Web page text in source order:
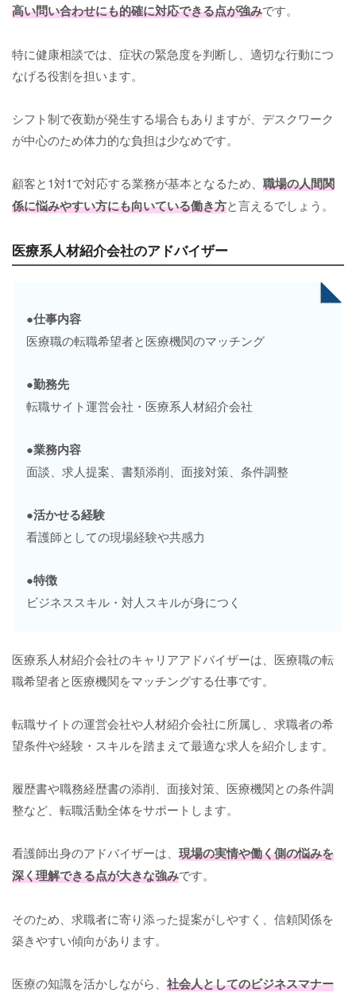
高い問い合わせにも的確に対応できる点が強みです。
特に健康相談では、症状の緊急度を判断し、適切な行動につ
なげる役割を担います。
シフト制で夜勤が発生する場合もありますが、デスクワーク
が中心のため体力的な負担は少なめです。
顧客と1対1で対応する業務が基本となるため、 職場の人間関
係に悩みやすい方にも向いている働き方と言えるでしょう。
医療系人材紹介会社のアドバイザー
●仕事内容
医療職の転職希望者と医療機関のマッチング
●勤務先
転職サイト運営会社・医療系人材紹介会社
●業務内容
面談、求人提案、書類添削、面接対策、条件調整
●活かせる経験
看護師としての現場経験や共感力
●特徴
ビジネススキル・対人スキルが身につく
医療系人材紹介会社のキャリアアドバイザーは、医療職の転
職希望者と医療機関をマッチングする仕事です。
転職サイトの運営会社や人材紹介会社に所属し、求職者の希
望条件や経験・スキルを踏まえて最適な求人を紹介します。
履歴書や職務経歴書の添削、面接対策、医療機関との条件調
整など、転職活動全体をサポートします。
看護師出身のアドバイザーは、 現場の実情や働く側の悩みを
深く理解できる点が大きな強みです。
そのため、求職者に寄り添った提案がしやすく、信頼関係を
築きやすい傾向があります。
医療の知識を活かしながら、 社会人としてのビジネスマナー